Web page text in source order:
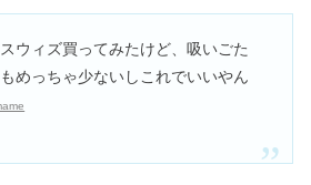
ウィズ買ってみたけど、吸いごた
めっちゃ少ないしこれでいいやん